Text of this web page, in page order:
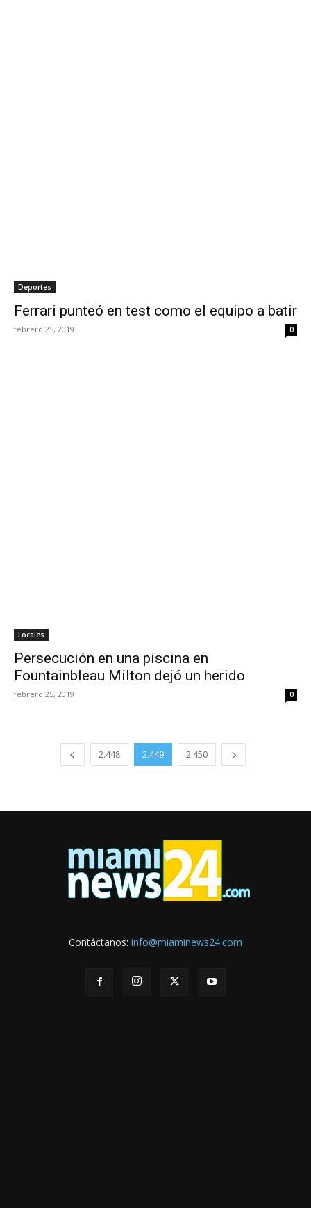
Deportes
Ferrari punteó en test como el equipo a batir
febrero 25, 2019 0
Locales
Persecución en una piscina en
Fountainbleau Milton dejó un herido
febrero 25, 2019 0
2.448 2.449 2.450
Contáctanos: info@miaminews24.com